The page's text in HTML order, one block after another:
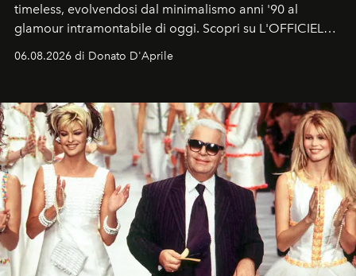
timeless, evolvendosi dal minimalismo anni '90 al
glamour intramontabile di oggi. Scopri su L'OFFICIEL
06.08.2026 di Donato D'Aprile